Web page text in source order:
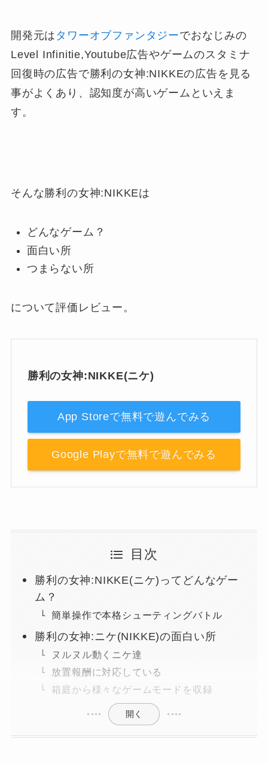
開発元は タワーオブファンタジーでおなじみの
Level Infinitie,Youtube広告やゲームのスタミナ
回復時の広告で勝利の女神:NIKKEの広告を見る
事がよくあり、認知度が高いゲームといえま
す。
そんな勝利の女神:NIKKEは
どんなゲーム？
面白い所
つまらない所
について評価レビュー。
勝利の女神:NIKKE(ニケ)
App Storeで無料で遊んでみる
Google Playで無料で遊んでみる
目次
勝利の女神:NIKKE(ニケ)ってどんなゲー
ム？
簡単操作で本格シューティングバトル
勝利の女神:ニケ(NIKKE)の面白い所
ヌルヌル動くニケ達
放置報酬に対応している
箱庭から様々なゲームモードを収録
開く